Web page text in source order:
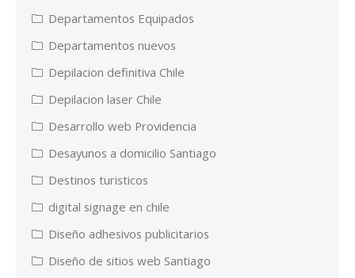
Departamentos Equipados
Departamentos nuevos
Depilacion definitiva Chile
Depilacion laser Chile
Desarrollo web Providencia
Desayunos a domicilio Santiago
Destinos turisticos
digital signage en chile
Diseño adhesivos publicitarios
Diseño de sitios web Santiago